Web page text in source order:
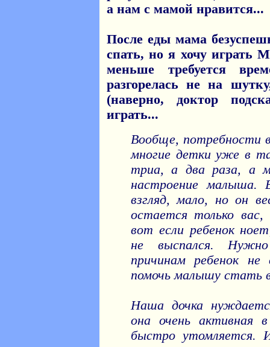
а нам с мамой нравится...
После еды мама
спать, но я хочу играть
меньше требуется
разгорелась не на
(наверно, доктор
играть...
Вообще, потребности
многие детки уже в
триа, а два раза, а
настроение малыша.
взгляд, мало, но он
остается только
вот если ребенок
не выспался.
причинам ребенок
помочь малышу стать
Наша дочка
она очень активная
быстро утомляется.